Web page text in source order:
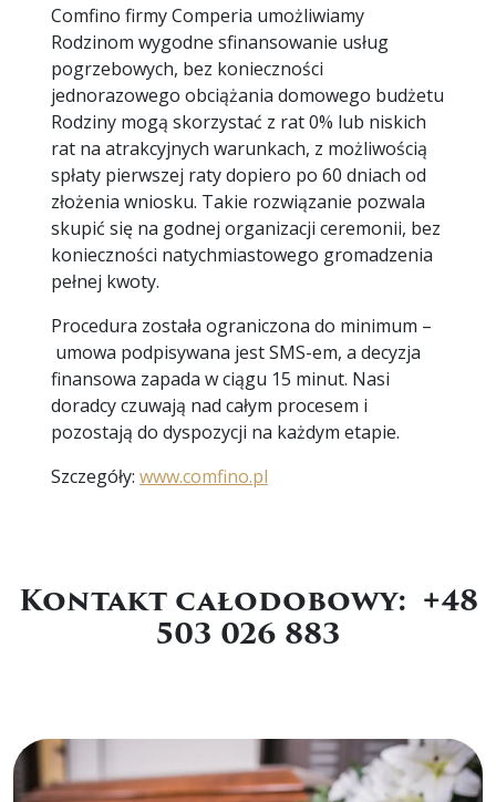
Comfino firmy Comperia umożliwiamy
Rodzinom wygodne sfinansowanie usług
pogrzebowych, bez konieczności
jednorazowego obciążania domowego budżetu
Rodziny mogą skorzystać z rat 0% lub niskich
rat na atrakcyjnych warunkach, z możliwością
spłaty pierwszej raty dopiero po 60 dniach od
złożenia wniosku. Takie rozwiązanie pozwala
skupić się na godnej organizacji ceremonii, bez
konieczności natychmiastowego gromadzenia
pełnej kwoty.
Procedura została ograniczona do minimum –
umowa podpisywana jest SMS-em, a decyzja
finansowa zapada w ciągu 15 minut. Nasi
doradcy czuwają nad całym procesem i
pozostają do dyspozycji na każdym etapie.
Szczegóły: www.comfino.pl
Kontakt całodobowy: +48
503 026 883